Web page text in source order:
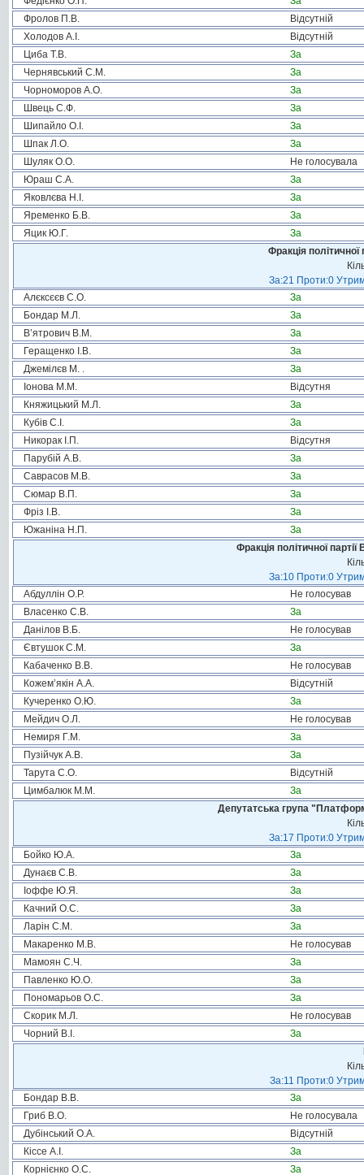
Фролов П.В.
Відсутній
Холодов А.І.
Відсутній
Циба Т.В.
За
Чернявський С.М.
За
Чорноморов А.О.
За
Швець С.Ф.
За
Шипайло О.І.
За
Шпак Л.О.
За
Шуляк О.О.
Не голосувала
Юраш С.А.
За
Яковлєва Н.І.
За
Яременко Б.В.
За
Яцик Ю.Г.
За
Фракція
За:21 Проти:0
Алєксєєв С.О.
За
Бондар М.Л.
За
В’ятрович В.М.
За
Геращенко І.В.
За
Джемілєв М. .
За
Іонова М.М.
Відсутня
Княжицький М.Л.
За
Кубів С.І.
За
Никорак І.П.
Відсутня
Парубій А.В.
За
Саврасов М.В.
За
Сюмар В.П.
За
Фріз І.В.
За
Южаніна Н.П.
За
Фракція політичної
За:10 Проти:0
Абдуллін О.Р.
Не голосував
Власенко С.В.
За
Данілов В.Б.
Не голосував
Євтушок С.М.
За
Кабаченко В.В.
Не голосував
Кожем’якін А.А.
Відсутній
Кучеренко О.Ю.
За
Мейдич О.Л.
Не голосував
Немиря Г.М.
За
Пузійчук А.В.
За
Тарута С.О.
Відсутній
Цимбалюк М.М.
За
Депутатська група
За:17 Проти:0
Бойко Ю.А.
За
Дунаєв С.В.
За
Іоффе Ю.Я.
За
Качний О.С.
За
Ларін С.М.
За
Макаренко М.В.
Не голосував
Мамоян С.Ч.
За
Павленко Ю.О.
За
Пономарьов О.С.
За
Скорик М.Л.
Не голосував
Чорний В.І.
За
За:11 Проти:0
Бондар В.В.
За
Гриб В.О.
Не голосувала
Дубінський О.А.
Відсутній
Кіссе А.І.
За
Корнієнко О.С.
За